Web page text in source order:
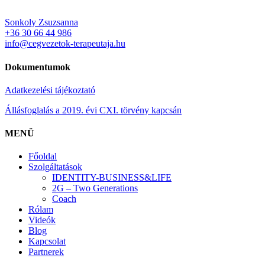
Sonkoly Zsuzsanna
+36 30 66 44 986
info@cegvezetok-terapeutaja.hu
Dokumentumok
Adatkezelési tájékoztató
Állásfoglalás a 2019. évi CXI. törvény kapcsán
MENÜ
Főoldal
Szolgáltatások
IDENTITY-BUSINESS&LIFE
2G – Two Generations
Coach
Rólam
Videók
Blog
Kapcsolat
Partnerek